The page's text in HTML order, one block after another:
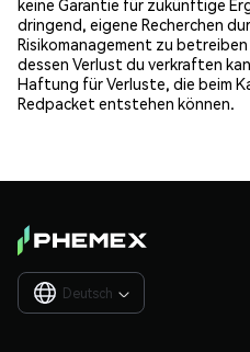
keine Garantie für zukünftige
dringend, eigene Recherchen
Risikomanagement zu
dessen Verlust du verkraften
Haftung für Verluste, die beim
Redpacket entstehen können.
Deutsch 